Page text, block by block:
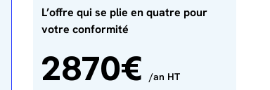
L’offre qui se plie en quatre pour
votre conformité
2870€ /an HT